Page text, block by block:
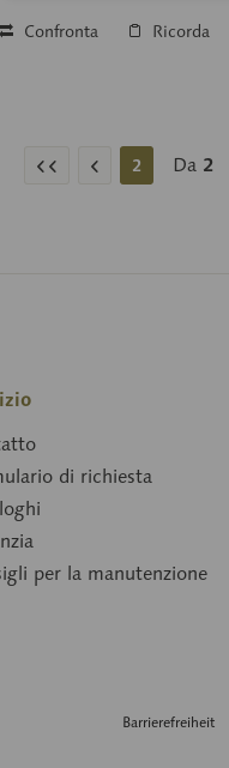
Confronta Ricorda
2 Da 2
di richiesta
per la manutenzione
Barrierefreiheit